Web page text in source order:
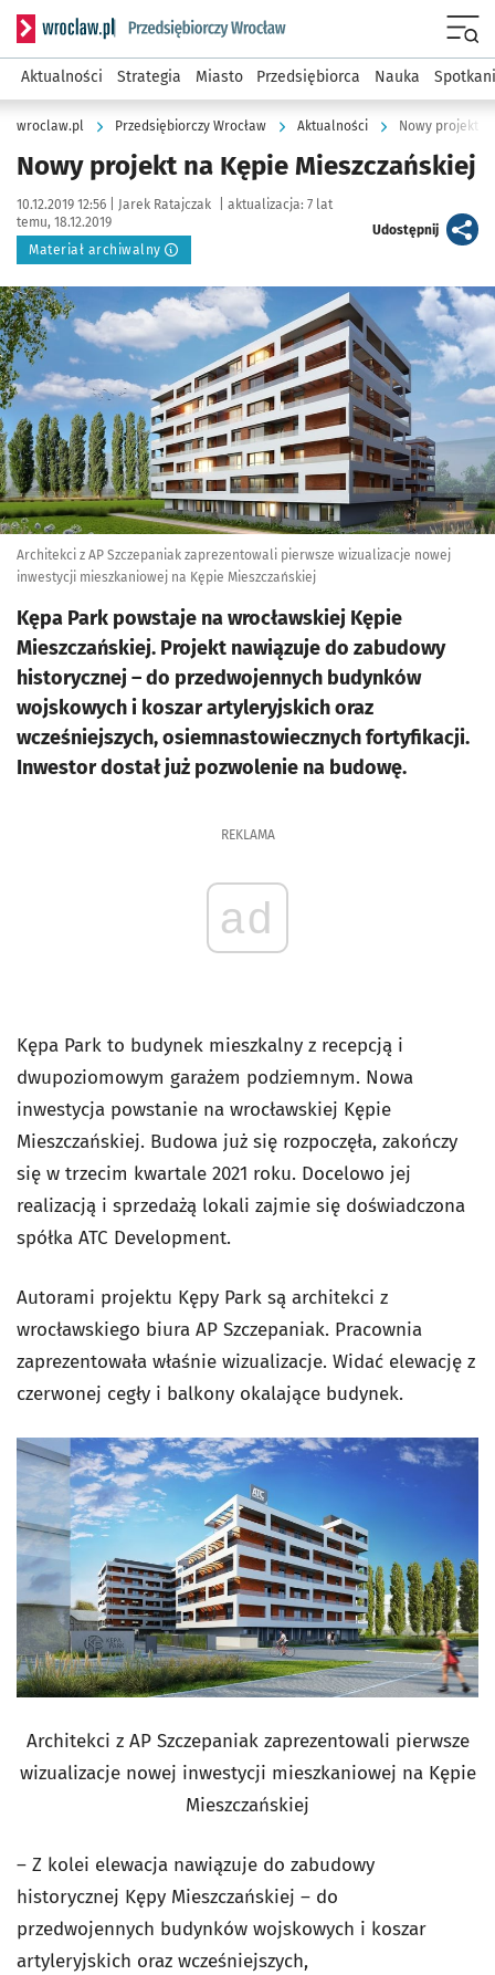
Serwis informacyjny wroclaw.pl podserwis: Strategia
Aktualności Strategia Miasto Przedsiębiorca Nauka
wroclaw.pl Przedsiębiorczy Wrocław Aktualności Nowy projekt
Nowy projekt na Kępie Mieszczańskiej
Data publikacji:
10.12.2019 12:56 | Autor:
Jarek Ratajczak aktualizacja: 7 lat
temu, 18.12.2019
Materiał archiwalny
Udostępnijartykuł
Kliknij, aby powiększyć
Architekci z AP Szczepaniak zaprezentowali pierwsze wizualizacje nowej
inwestycji mieszkaniowej na Kępie Mieszczańskiej
Kępa Park powstaje na wrocławskiej Kępie
Mieszczańskiej. Projekt nawiązuje do zabudowy
historycznej – do przedwojennych budynków
wojskowych i koszar artyleryjskich oraz
wcześniejszych, osiemnastowiecznych fortyfikacji.
Inwestor dostał już pozwolenie na budowę.
REKLAMA
ad
Kępa Park to budynek mieszkalny z recepcją i
dwupoziomowym garażem podziemnym. Nowa
inwestycja powstanie na wrocławskiej Kępie
Mieszczańskiej. Budowa już się rozpoczęła, zakończy
się w trzecim kwartale 2021 roku. Docelowo jej
realizacją i sprzedażą lokali zajmie się doświadczona
spółka ATC Development.
Autorami projektu Kępy Park są architekci z
wrocławskiego biura AP Szczepaniak. Pracownia
zaprezentowała właśnie wizualizacje. Widać elewację z
czerwonej cegły i balkony okalające budynek.
Architekci z AP Szczepaniak zaprezentowali pierwsze
wizualizacje nowej inwestycji mieszkaniowej na Kępie
Mieszczańskiej
– Z kolei elewacja nawiązuje do zabudowy
historycznej Kępy Mieszczańskiej – do
przedwojennych budynków wojskowych i koszar
artyleryjskich oraz wcześniejszych,